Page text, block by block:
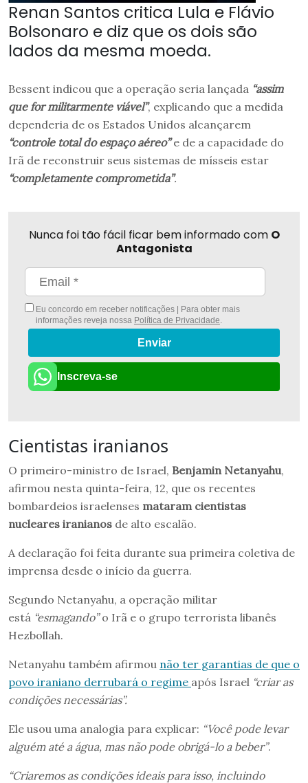
Renan Santos critica Lula e Flávio
Bolsonaro e diz que os dois são
lados da mesma moeda.
Bessent indicou que a operação seria lançada “assim
que for militarmente viável”, explicando que a medida
dependeria de os Estados Unidos alcançarem
“controle total do espaço aéreo” e de a capacidade do
Irã de reconstruir seus sistemas de mísseis estar
“completamente comprometida”.
Nunca foi tão fácil ficar bem informado com O
Antagonista
Eu concordo em receber notificações | Para obter mais
informações reveja nossa Política de Privacidade.
Enviar
Inscreva-se
Cientistas iranianos
O primeiro-ministro de Israel, Benjamin Netanyahu,
afirmou nesta quinta-feira, 12, que os recentes
bombardeios israelenses mataram cientistas
nucleares iranianos de alto escalão.
A declaração foi feita durante sua primeira coletiva de
imprensa desde o início da guerra.
Segundo Netanyahu, a operação militar
está “esmagando”o Irã e o grupo terrorista libanês
Hezbollah.
Netanyahu também afirmou não ter garantias de que o
povo iraniano derrubará o regime após Israel “criar as
condições necessárias”.
Ele usou uma analogia para explicar: “Você pode levar
alguém até a água, mas não pode obrigá-lo a beber”.
“Criaremos as condições ideais para isso, incluindo